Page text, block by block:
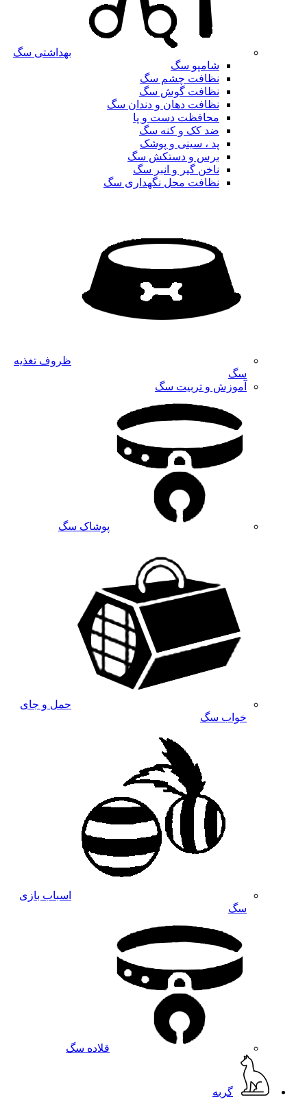
بهداشتی سگ
شامپو سگ
نظافت چشم سگ
نظافت گوش سگ
نظافت دهان و دندان سگ
محافظت دست و پا
ضد کک و کنه سگ
پد ، سینی و پوشک
برس و دستکش سگ
ناخن گیر و انبر سگ
نظافت محل نگهداری سگ
ظروف تغذیه
سگ
آموزش و تربیت سگ
پوشاک سگ
حمل و جای
خواب سگ
اسباب بازی
سگ
قلاده سگ
گربه